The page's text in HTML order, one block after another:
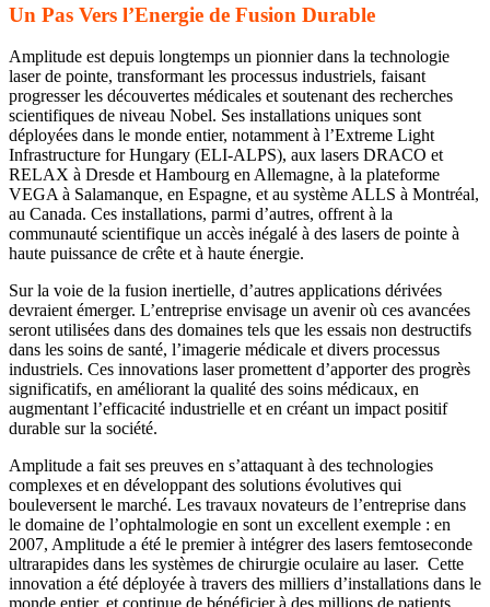
Un Pas Vers l’Energie de Fusion Durable
Amplitude est depuis longtemps un pionnier dans la technologie
laser de pointe, transformant les processus industriels, faisant
progresser les découvertes médicales et soutenant des recherches
scientifiques de niveau Nobel. Ses installations uniques sont
déployées dans le monde entier, notamment à l’Extreme Light
Infrastructure for Hungary (ELI-ALPS), aux lasers DRACO et
RELAX à Dresde et Hambourg en Allemagne, à la plateforme
VEGA à Salamanque, en Espagne, et au système ALLS à Montréal,
au Canada. Ces installations, parmi d’autres, offrent à la
communauté scientifique un accès inégalé à des lasers de pointe à
haute puissance de crête et à haute énergie.
Sur la voie de la fusion inertielle, d’autres applications dérivées
devraient émerger. L’entreprise envisage un avenir où ces avancées
seront utilisées dans des domaines tels que les essais non destructifs
dans les soins de santé, l’imagerie médicale et divers processus
industriels. Ces innovations laser promettent d’apporter des progrès
significatifs, en améliorant la qualité des soins médicaux, en
augmentant l’efficacité industrielle et en créant un impact positif
durable sur la société.
Amplitude a fait ses preuves en s’attaquant à des technologies
complexes et en développant des solutions évolutives qui
bouleversent le marché. Les travaux novateurs de l’entreprise dans
le domaine de l’ophtalmologie en sont un excellent exemple : en
2007, Amplitude a été le premier à intégrer des lasers femtoseconde
ultrarapides dans les systèmes de chirurgie oculaire au laser. Cette
innovation a été déployée à travers des milliers d’installations dans le